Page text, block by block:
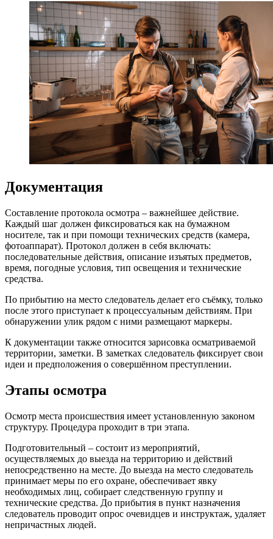
Документация
Составление протокола осмотра – важнейшее действие.
Каждый шаг должен фиксироваться как на бумажном
носителе, так и при помощи технических средств (камера,
фотоаппарат). Протокол должен в себя включать:
последовательные действия, описание изъятых предметов,
время, погодные условия, тип освещения и технические
средства.
По прибытию на место следователь делает его съёмку, только
после этого приступает к процессуальным действиям. При
обнаружении улик рядом с ними размещают маркеры.
К документации также относится зарисовка осматриваемой
территории, заметки. В заметках следователь фиксирует свои
идеи и предположения о совершённом преступлении.
Этапы осмотра
Осмотр места происшествия имеет установленную законом
структуру. Процедура проходит в три этапа.
Подготовительный – состоит из мероприятий,
осуществляемых до выезда на территорию и действий
непосредственно на месте. До выезда на место следователь
принимает меры по его охране, обеспечивает явку
необходимых лиц, собирает следственную группу и
технические средства. До прибытия в пункт назначения
следователь проводит опрос очевидцев и инструктаж, удаляет
непричастных людей.